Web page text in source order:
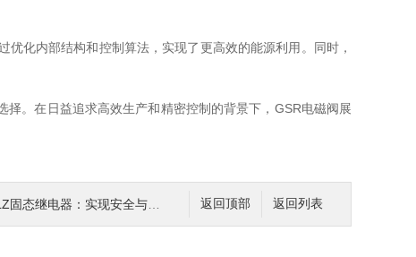
化内部结构和控制算法，实现了更高效的能源利用。同时，
。在日益追求高效生产和精密控制的背景下，GSR电磁阀展
返回列表
返回顶部
电器：实现安全与可靠的电气控制